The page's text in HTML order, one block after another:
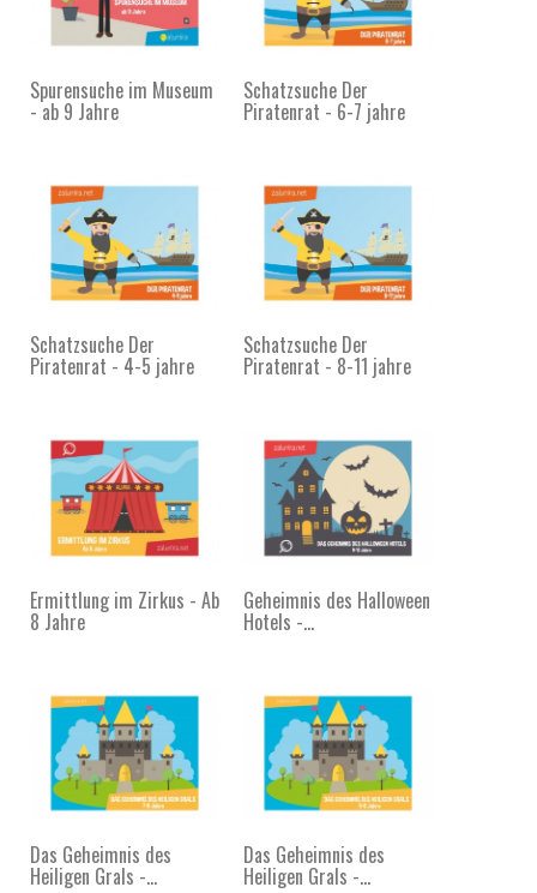
Spurensuche im Museum
- ab 9 Jahre
Schatzsuche Der
Piratenrat - 6-7 jahre
Schatzsuche Der
Piratenrat - 4-5 jahre
Schatzsuche Der
Piratenrat - 8-11 jahre
Ermittlung im Zirkus - Ab
8 Jahre
Geheimnis des Halloween
Hotels -...
Das Geheimnis des
Heiligen Grals -...
Das Geheimnis des
Heiligen Grals -...